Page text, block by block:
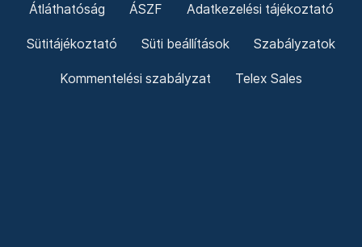
Átláthatóság ÁSZF Adatkezelési tájékoztató
Sütitájékoztató Süti beállítások Szabályzatok
Kommentelési szabályzat Telex Sales